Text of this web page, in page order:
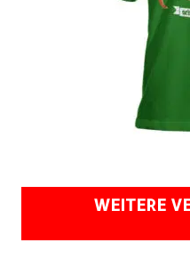
WEITERE